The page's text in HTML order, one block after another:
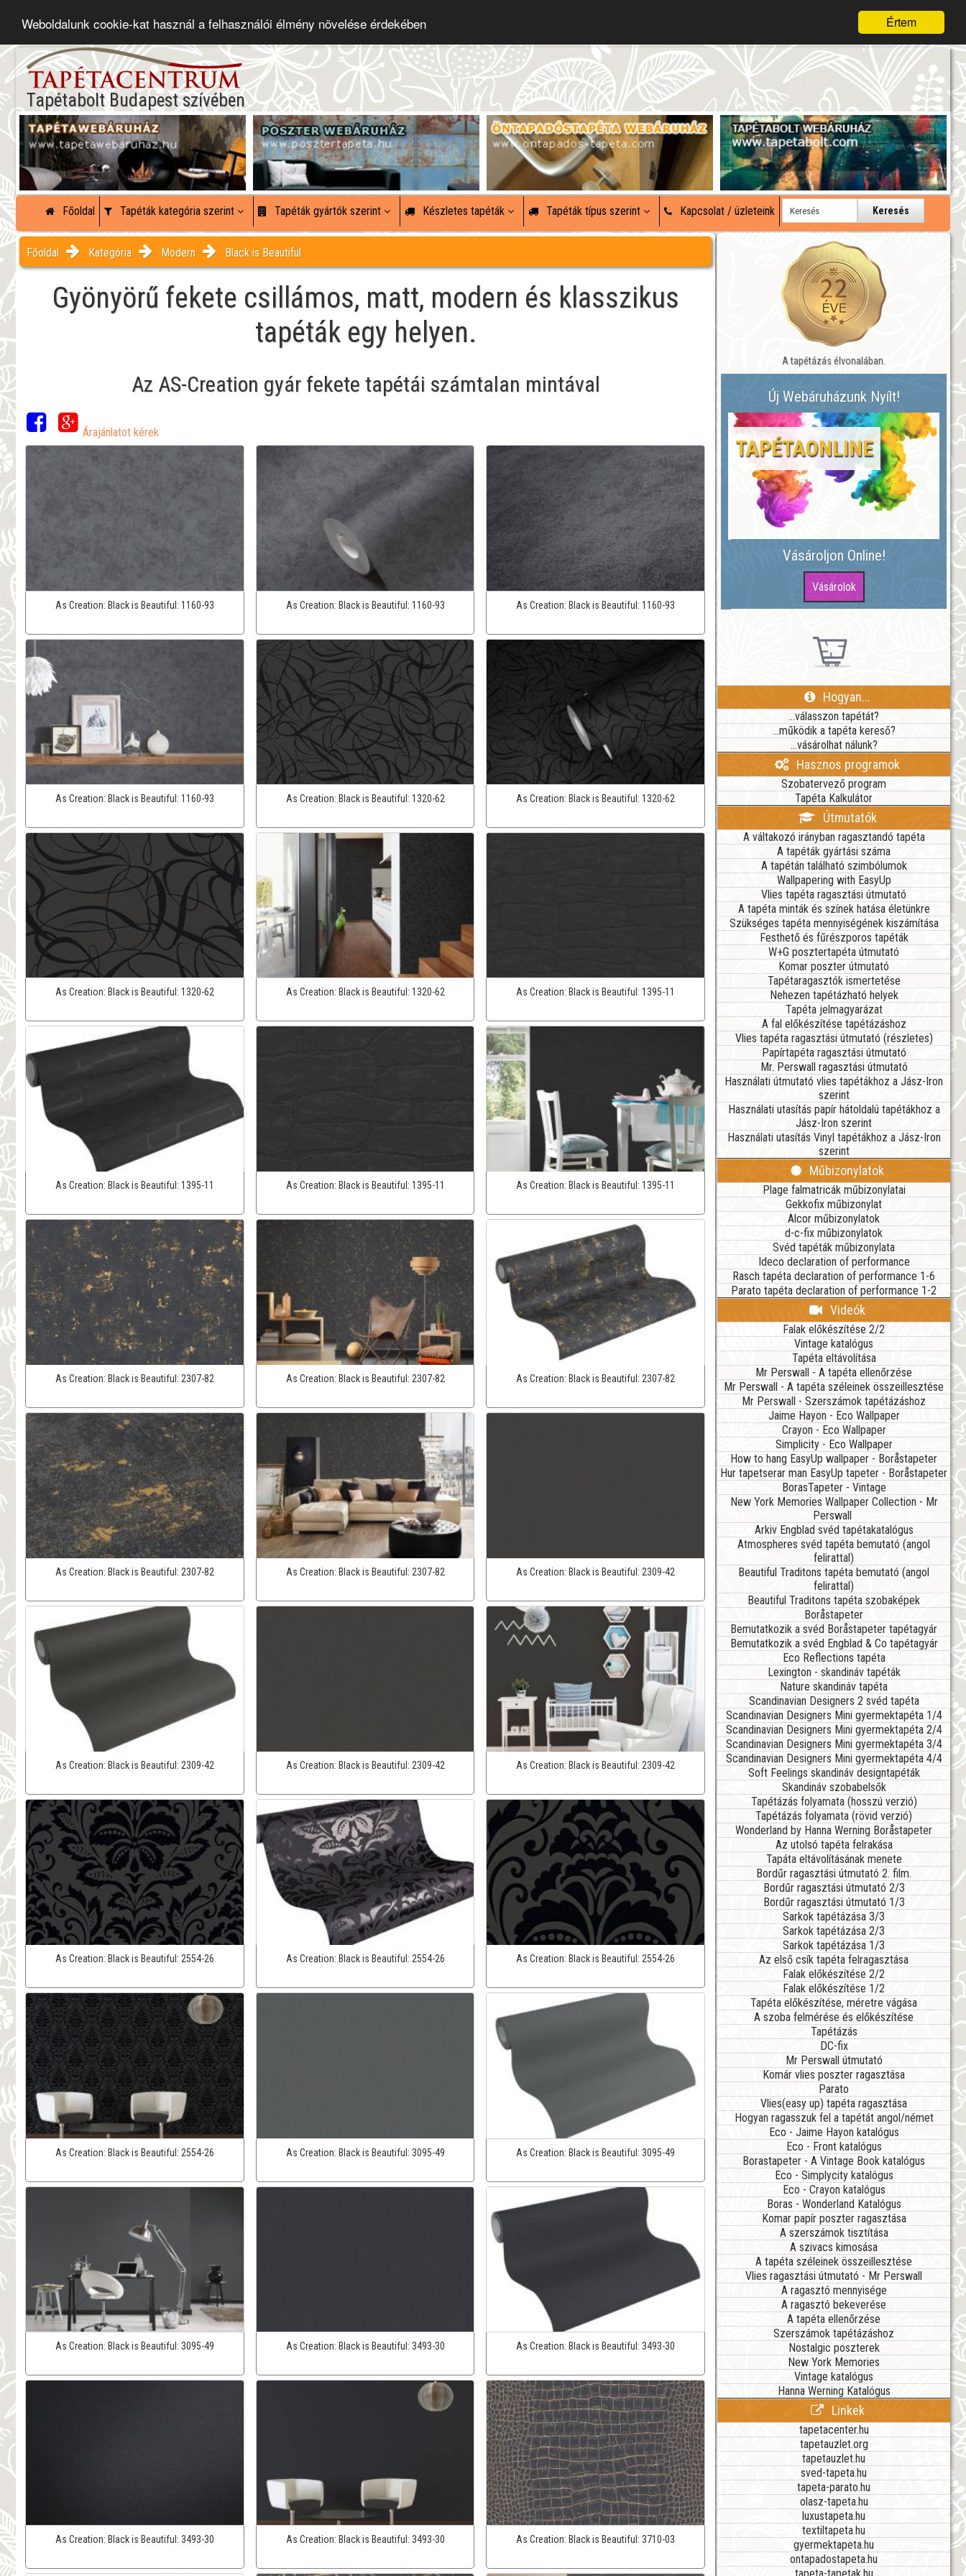
Értem
Weboldalunk cookie-kat használ a felhasználói élmény növelése érdekében
Tapétabolt Budapest szívében
Főoldal Tapéták kategória szerint Tapéták gyártók szerint Készletes tapéták Tapéták típus szerint Kapcsolat / üzleteink Keresés
Főoldal Kategória Modern Black is Beautiful
Gyönyörű fekete csillámos, matt, modern és klasszikus
tapéták egy helyen.
Az AS-Creation gyár fekete tapétái számtalan mintával
Árajánlatot kérek
As Creation: Black is Beautiful: 1160-93 As Creation: Black is Beautiful: 1160-93 As Creation:Black is Beautiful:1160-93
As Creation: Black is Beautiful: 1160-93 As Creation: Black is Beautiful: 1320-62 As Creation: Black is Beautiful:1320-62
As Creation: Black is Beautiful: 1320-62 As Creation: Black is Beautiful: 1320-62 As Creation: Black is Beautiful:1395-11
As Creation: Black is Beautiful: 1395-11 As Creation: Black is Beautiful: 1395-11 As Creation: Black is Beautiful:1395-11
As Creation: Black is Beautiful: 2307-82 As Creation: Black is Beautiful: 2307-82 As Creation: Black is Beautiful: 2307-82
As Creation: Black is Beautiful: 2307-82 As Creation: Black is Beautiful: 2307-82 As Creation: Black is Beautiful: 2309-42
As Creation: Black is Beautiful: 2309-42 As Creation: Black is Beautiful: 2309-42 As Creation: Black is Beautiful:2309-42
As Creation: Black is Beautiful: 2554-26 As Creation: Black is Beautiful: 2554-26 As Creation: Black is Beautiful:2554-26
As Creation: Black is Beautiful: 2554-26 As Creation: Black is Beautiful: 3095-49 As Creation:Black is Beautiful:3095-49
As Creation: Black is Beautiful: 3095-49 As Creation: Black is Beautiful: 3493-30 As Creation: Black is Beautiful:3493-30
As Creation: Black is Beautiful: 3493-30 As Creation: Black is Beautiful: 3493-30 As Creation: Black is Beautiful:3710-03
A tapétázás élvonalában.
Új Webáruházunk Nyílt!
TAPÉTAONLINE
Vásároljon Online!
Hogyan...
...válasszon tapétát?
...működik a tapéta kereső?
...vásárolhat nálunk?
Hasznos programok
Szobatervező program
Tapéta Kalkulátor
Útmutatók
A váltakozó irányban ragasztandó tapéta
A tapéták gyártási száma
A tapétán található szimbólumok
Wallpapering with EasyUp
Vlies tapéta ragasztási útmutató
A tapéta minták és színek hatása életünkre
Szükséges tapéta mennyiségének kiszámítása
Festhető és fűrészporos tapéták
W+G posztertapéta útmutató
Komar poszter útmutató
Tapétaragasztók ismertetése
Nehezen tapétázható helyek
Tapéta jelmagyarázat
A fal előkészítése tapétázáshoz
Vlies tapéta ragasztási útmutató (részletes)
Papírtapéta ragasztási útmutató
Mr. Perswall ragasztási útmutató
Használati útmutató vlies tapétákhoz a Jász-Iron
szerint
Használati utasítás papír hátoldalú tapétákhoz a
Jász-Iron szerint
Használati utasítás Vinyl tapétákhoz a Jász-Iron
szerint
Műbizonylatok
Plage falmatricák műbizonylatai
Gekkofix műbizonylat
Alcor műbizonylatok
d-c-fix műbizonylatok
Svéd tapéták műbizonylata
Ideco declaration of performance
Rasch tapéta declaration of performance 1-6
Parato tapéta declaration of performance 1-2
Videók
Falak előkészítése 2/2
Vintage katalógus
Tapéta eltávolítása
Mr Perswall - A tapéta ellenőrzése
Mr Perswall - A tapéta széleinek összeillesztése
Mr Perswall - Szerszámok tapétázáshoz
Jaime Hayon - Eco Wallpaper
Crayon - Eco Wallpaper
Simplicity - Eco Wallpaper
How to hang EasyUp wallpaper - Boråstapeter
Hur tapetserar man EasyUp tapeter - Boråstapeter
BorasTapeter - Vintage
New York Memories Wallpaper Collection - Mr
Perswall
Arkiv Engblad svéd tapétakatalógus
Atmospheres svéd tapéta bemutató (angol
felirattal)
Beautiful Traditons tapéta bemutató (angol
felirattal)
Beautiful Traditons tapéta szobaképek
Boråstapeter
Bemutatkozik a svéd Boråstapeter tapétagyár
Bemutatkozik a svéd Engblad & Co tapétagyár
Eco Reflections tapéta
Lexington - skandináv tapéták
Nature skandináv tapéta
Scandinavian Designers 2 svéd tapéta
Scandinavian Designers Mini gyermektapéta 1/4
Scandinavian Designers Mini gyermektapéta 2/4
Scandinavian Designers Mini gyermektapéta 3/4
Scandinavian Designers Mini gyermektapéta 4/4
Soft Feelings skandináv designtapéták
Skandináv szobabelsők
Tapétázás folyamata (hosszú verzió)
Tapétázás folyamata (rövid verzió)
Wonderland by Hanna Werning Boråstapeter
Az utolsó tapéta felrakása
Tapáta eltávolításának menete
Bordűr ragasztási útmutató 2. film.
Bordűr ragasztási útmutató 2/3
Bordűr ragasztási útmutató 1/3
Sarkok tapétázása 3/3
Sarkok tapétázása 2/3
Sarkok tapétázása 1/3
Az első csík tapéta felragasztása
Falak előkészítése 2/2
Falak előkészítése 1/2
Tapéta előkészítése, méretre vágása
A szoba felmérése és előkészítése
Tapétázás
DC-fix
Mr Perswall útmutató
Komár vlies poszter ragasztása
Parato
Vlies(easy up) tapéta ragasztása
Hogyan ragasszuk fel a tapétát angol/német
Eco - Jaime Hayon katalógus
Eco - Front katalógus
Borastapeter - A Vintage Book katalógus
Eco - Simplycity katalógus
Eco - Crayon katalógus
Boras - Wonderland Katalógus
Komar papír poszter ragasztása
A szerszámok tisztítása
A szivacs kimosása
A tapéta széleinek összeillesztése
Vlies ragasztási útmutató - Mr Perswall
A ragasztó mennyisége
A ragasztó bekeverése
A tapéta ellenőrzése
Szerszámok tapétázáshoz
Nostalgic poszterek
New York Memories
Vintage katalógus
Hanna Werning Katalógus
Linkek
tapetacenter.hu
tapetauzlet.org
tapetauzlet.hu
sved-tapeta.hu
tapeta-parato.hu
olasz-tapeta.hu
luxustapeta.hu
textiltapeta.hu
gyermektapeta.hu
ontapadostapeta.hu
tapeta-tapetak.hu